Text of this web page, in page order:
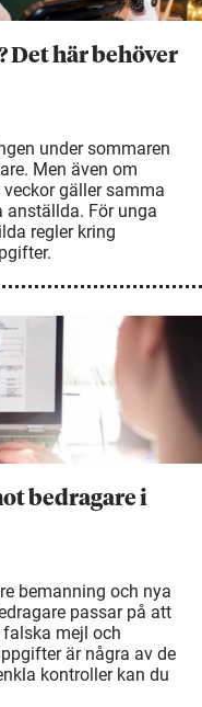
här behöver
under sommaren
Men även om
gäller samma
anställda. För unga
regler kring
bedragare i
bemanning och nya
passar på att
mejl och
är några av de
kontroller kan du